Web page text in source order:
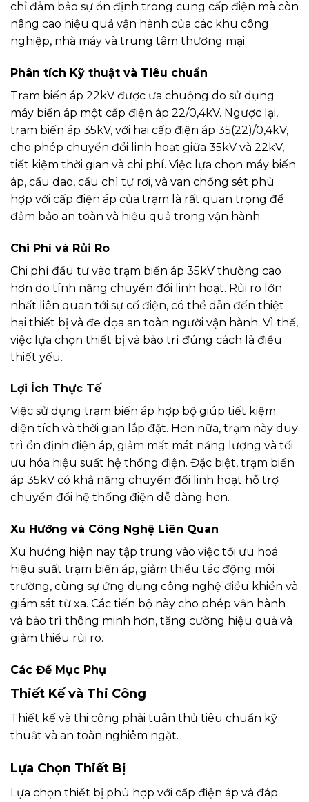
chỉ đảm bảo sự ổn định trong cung cấp điện mà còn
nâng cao hiệu quả vận hành của các khu công
nghiệp, nhà máy và trung tâm thương mại.
Phân tích Kỹ thuật và Tiêu chuẩn
Trạm biến áp 22kV được ưa chuộng do sử dụng
máy biến áp một cấp điện áp 22/0,4kV. Ngược lại,
trạm biến áp 35kV, với hai cấp điện áp 35(22)/0,4kV,
cho phép chuyển đổi linh hoạt giữa 35kV và 22kV,
tiết kiệm thời gian và chi phí. Việc lựa chọn máy biến
áp, cầu dao, cầu chì tự rơi, và van chống sét phù
hợp với cấp điện áp của trạm là rất quan trọng để
đảm bảo an toàn và hiệu quả trong vận hành.
Chi Phí và Rủi Ro
Chi phí đầu tư vào trạm biến áp 35kV thường cao
hơn do tính năng chuyển đổi linh hoạt. Rủi ro lớn
nhất liên quan tới sự cố điện, có thể dẫn đến thiệt
hại thiết bị và đe dọa an toàn người vận hành. Vì thế,
việc lựa chọn thiết bị và bảo trì đúng cách là điều
thiết yếu.
Lợi Ích Thực Tế
Việc sử dụng trạm biến áp hợp bộ giúp tiết kiệm
diện tích và thời gian lắp đặt. Hơn nữa, trạm này duy
trì ổn định điện áp, giảm mất mát năng lượng và tối
ưu hóa hiệu suất hệ thống điện. Đặc biệt, trạm biến
áp 35kV có khả năng chuyển đổi linh hoạt hỗ trợ
chuyển đổi hệ thống điện dễ dàng hơn.
Xu Hướng và Công Nghệ Liên Quan
Xu hướng hiện nay tập trung vào việc tối ưu hoá
hiệu suất trạm biến áp, giảm thiểu tác động môi
trường, cùng sự ứng dụng công nghệ điều khiển và
giám sát từ xa. Các tiến bộ này cho phép vận hành
và bảo trì thông minh hơn, tăng cường hiệu quả và
giảm thiểu rủi ro.
Các Đề Mục Phụ
Thiết Kế và Thi Công
Thiết kế và thi công phải tuân thủ tiêu chuẩn kỹ
thuật và an toàn nghiêm ngặt.
Lựa Chọn Thiết Bị
Lựa chọn thiết bị phù hợp với cấp điện áp và đáp